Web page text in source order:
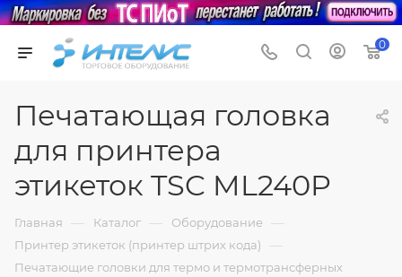
0
Печатающая головка
для принтера
этикеток TSC ML240P
Главная — Каталог — Оборудование —
Принтер этикеток (принтер штрих кода) —
Печатающие головки для термо и термотрансферных